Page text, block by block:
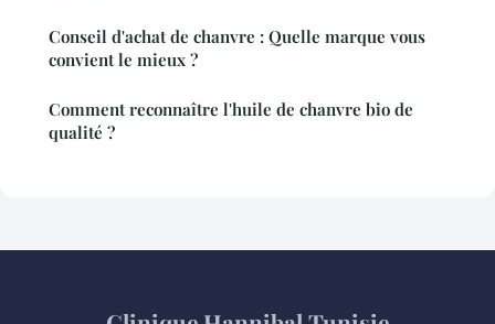
Conseil d'achat de chanvre : Quelle marque vous
convient le mieux ?
Comment reconnaître l'huile de chanvre bio de
qualité ?